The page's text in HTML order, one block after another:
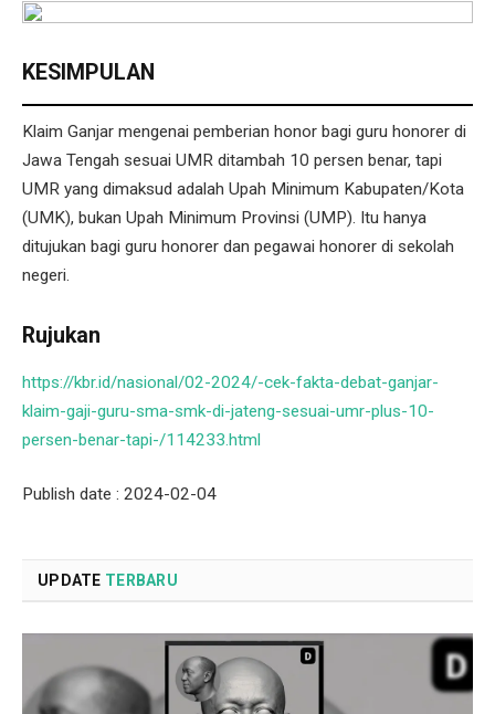
KESIMPULAN
Klaim Ganjar mengenai pemberian honor bagi guru honorer di
Jawa Tengah sesuai UMR ditambah 10 persen benar, tapi
UMR yang dimaksud adalah Upah Minimum Kabupaten/Kota
(UMK), bukan Upah Minimum Provinsi (UMP). Itu hanya
ditujukan bagi guru honorer dan pegawai honorer di sekolah
negeri.
Rujukan
https://kbr.id/nasional/02-2024/-cek-fakta-debat-ganjar-
klaim-gaji-guru-sma-smk-di-jateng-sesuai-umr-plus-10-
persen-benar-tapi-/114233.html
Publish date : 2024-02-04
UPDATE TERBARU